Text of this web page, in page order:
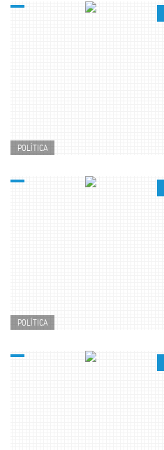
POLÍTICA
POLÍTICA